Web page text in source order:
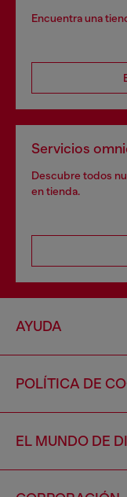
Encuentra una
Servicios
Descubre todos
en tienda.
AYUDA
POLÍTICA DE
EL MUNDO DE